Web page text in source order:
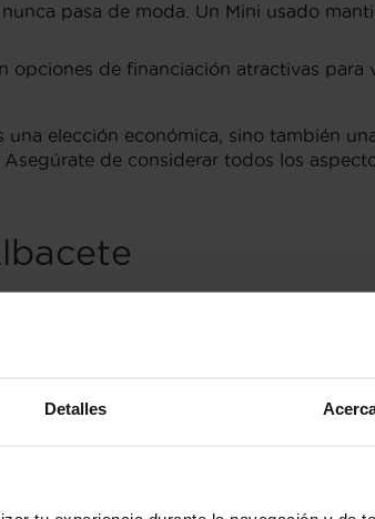
Detalles
pasa de moda. Un Mini usado
opciones de financiación atractivas
elección económica, sino también
de considerar todos los
es tu destino ideal. Nuestra amplia
está siempre dispuesto a
de realizar una revisión
ágil. Algunos de los